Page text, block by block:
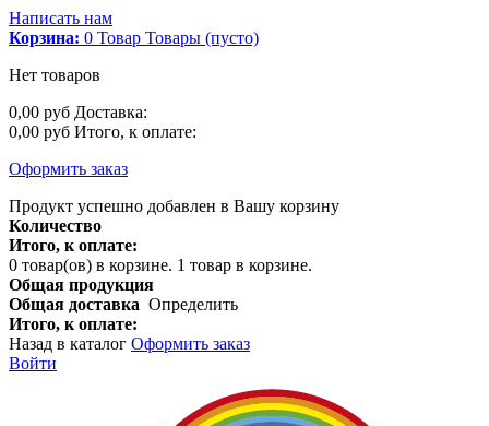
Написать нам
Корзина: 0 Товар Товары (пусто)
Нет товаров
0,00 руб Доставка:
0,00 руб Итого, к оплате:
Оформить заказ
Продукт успешно добавлен в Вашу корзину
Количество
Итого, к оплате:
0 товар(ов) в корзине. 1 товар в корзине.
Общая продукция
Общая доставка Определить
Итого, к оплате:
Назад в каталог Оформить заказ
Войти